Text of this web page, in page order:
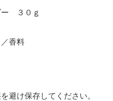
ー ３０ｇ
香料
避け保存してください。